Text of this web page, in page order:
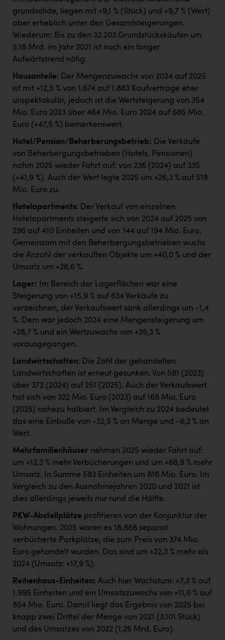
grundsolide, liegen mit +9,1 % (Stück) und +9,7 % (Wert)
aber erheblich unter den Gesamtsteigerungen.
Wiederum: Bis zu den 32.203 Grundstückskäufen um
5,18 Mrd. im Jahr 2021 ist noch ein langer
Aufwärtstrend nötig.
Hausanteile: Der Mengenzuwachs von 2024 auf 2025
ist mit +12,5 % von 1.674 auf 1.883 Kaufverträge eher
unspektakulär, jedoch ist die Wertsteigerung von 354
Mio. Euro 2023 über 464 Mio. Euro 2024 auf 685 Mio.
Euro (+47,5 %) bemerkenswert.
Hotel/Pension/Beherberungsbetrieb: Die Verkäufe
von Beherbergungsbetrieben (Hotels, Pensionen)
nahm 2025 wieder Fahrt auf: von 236 (2024) auf 335
(+41,9 %). Auch der Wert legte 2025 um +26,3 % auf 518
Mio. Euro zu.
Hotelapartments: Der Verkauf von einzelnen
Hotelapartments steigerte sich von 2024 auf 2025 von
296 auf 410 Einheiten und von 144 auf 194 Mio. Euro.
Gemeinsam mit den Beherbergungsbetrieben wuchs
die Anzahl der verkauften Objekte um +40,0 % und der
Umsatz um +28,6 %.
Lager: Im Bereich der Lagerflächen war eine
Steigerung von +15,9 % auf 634 Verkäufe zu
verzeichnen, der Verkaufswert sank allerdings um -1,4
%. Dem war jedoch 2024 eine Mengensteigerung um
+28,7 % und ein Wertzuwachs von +35,3 %
vorausgegangen.
Landwirtschaften: Die Zahl der gehandelten
Landwirtschaften ist erneut gesunken. Von 581 (2023)
über 372 (2024) auf 251 (2025). Auch der Verkaufswert
hat sich von 322 Mio. Euro (2023) auf 168 Mio. Euro
(2025) nahezu halbiert. Im Vergleich zu 2024 bedeutet
das eine Einbuße von -32,5 % an Menge und -6,2 % an
Wert.
Mehrfamilienhäuser nehmen 2025 wieder Fahrt auf:
um +12,3 % mehr Verbücherungen und um +68,9 % mehr
Umsatz. In Summe 583 Einheiten um 816 Mio. Euro. Im
Vergleich zu den Ausnahmejahren 2020 und 2021 ist
dies allerdings jeweils nur rund die Hälfte.
PKW-Abstellplätze profitieren von der Konjunktur der
Wohnungen. 2025 waren es 18.868 separat
verbücherte Parkplätze, die zum Preis von 374 Mio.
Euro gehandelt wurden. Das sind um +22,3 % mehr als
2024 (Umsatz: +17,9 %).
Reihenhaus-Einheiten: Auch hier Wachstum: +7,3 % auf
1.995 Einheiten und ein Umsatzzuwachs von +11,6 % auf
854 Mio. Euro. Damit liegt das Ergebnis von 2025 bei
knapp zwei Drittel der Menge von 2021 (3.101 Stück)
und des Umsatzes von 2022 (1,25 Mrd. Euro).